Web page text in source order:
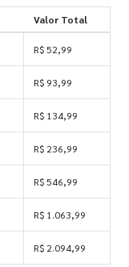
Valor Total
R$ 52,99
R$ 93,99
R$ 134,99
R$ 236,99
R$ 546,99
R$ 1.063,99
R$ 2.094,99